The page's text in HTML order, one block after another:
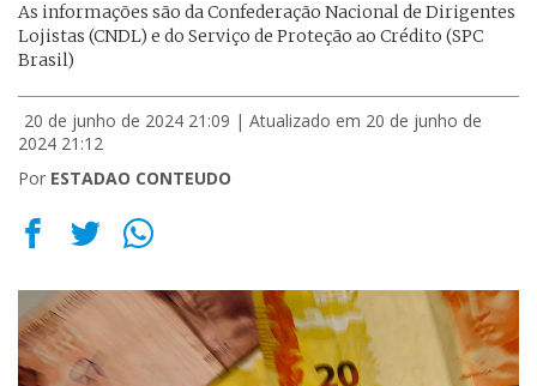
As informações são da Confederação Nacional de Dirigentes
Lojistas (CNDL) e do Serviço de Proteção ao Crédito (SPC
Brasil)
20 de junho de 2024 21:09 | Atualizado em 20 de junho de
2024 21:12
Por ESTADAO CONTEUDO